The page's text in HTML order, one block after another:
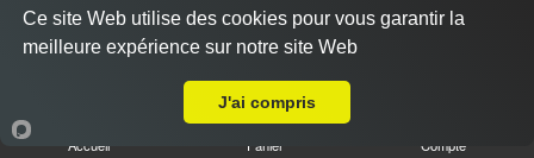
Oignons
Accueil Panier Compte
Ce site Web utilise des cookies pour vous garantir la
meilleure expérience sur notre site Web
J'ai compris